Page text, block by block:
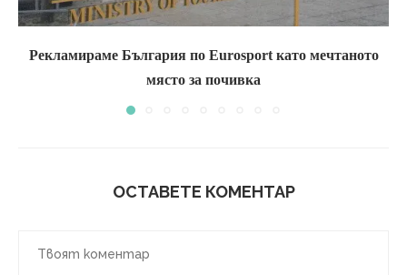
Рекламираме България по Eurosport като мечтаното
място за почивка
ОСТАВЕТЕ КОМЕНТАР